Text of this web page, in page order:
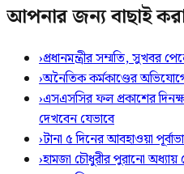
আপনার জন্য বাছাই
›প্রধানমন্ত্রীর সম্মতি, সুখবর
›অনৈতিক কর্মকাণ্ডের
›এসএসসির ফল প্রকাশের
দেখবেন যেভাবে
›টানা ৫ দিনের আবহাওয়া
›হামজা চৌধুরীর পুরানো